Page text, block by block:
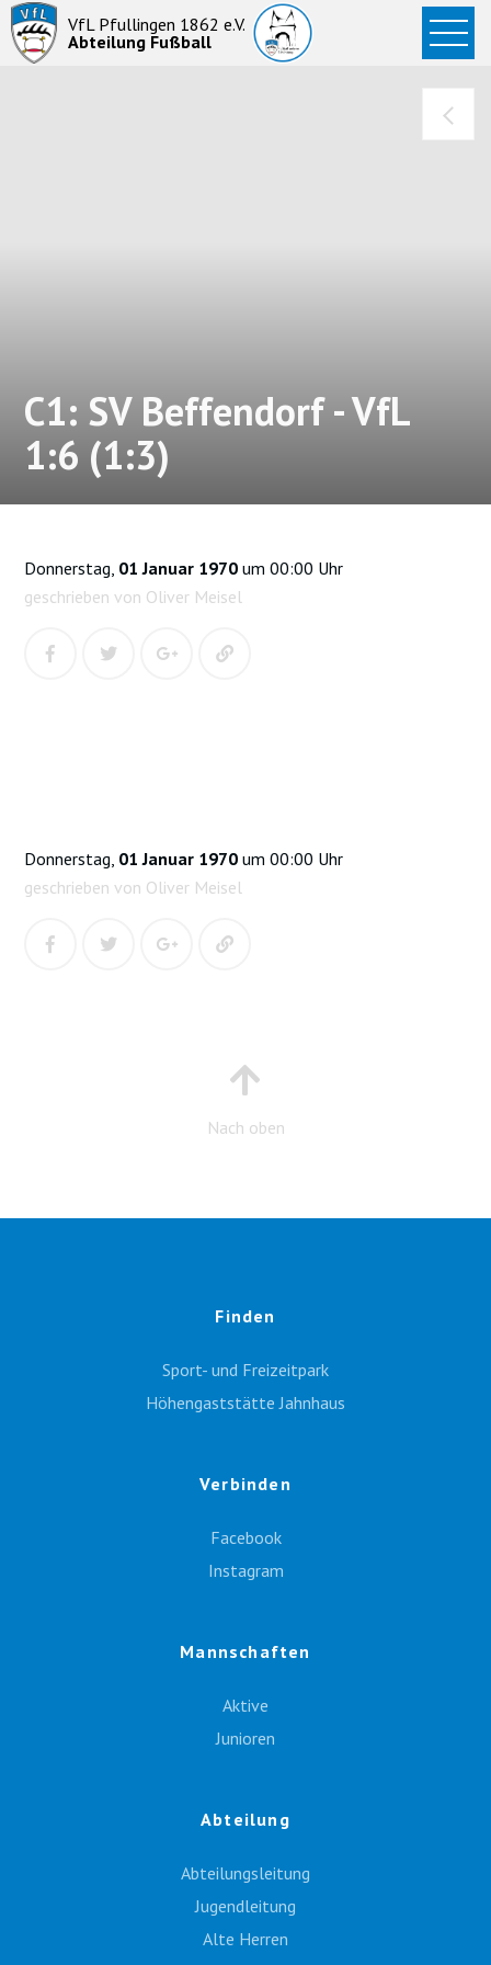
VfL Pfullingen 1862 e.V.
Abteilung Fußball
Startseite
News
C1: SV Beffendorf - VfL
1:6 (1:3)
Donnerstag, 01 Januar 1970 um 00:00 Uhr
geschrieben von Oliver Meisel
Donnerstag, 01 Januar 1970 um 00:00 Uhr
geschrieben von Oliver Meisel
Nach oben
Finden
Sport- und Freizeitpark
Höhengaststätte Jahnhaus
Verbinden
Facebook
Instagram
Mannschaften
Aktive
Junioren
Abteilung
Abteilungsleitung
Jugendleitung
Alte Herren